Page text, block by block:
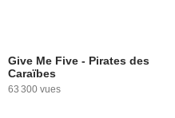
Give Me Five - Pirates des
Caraïbes
63 300 vues